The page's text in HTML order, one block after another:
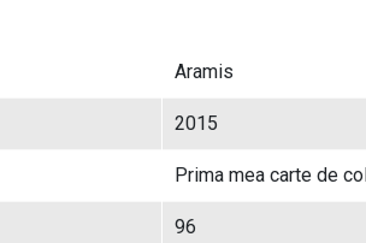
Aramis
2015
Prima mea carte de
96